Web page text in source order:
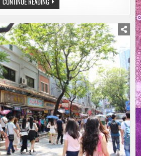
„WOHLBEFINDEN
UND
GESUNDHEIT
IN
SCHULE
UND
UNTERRICHT“
ERSCHIENEN